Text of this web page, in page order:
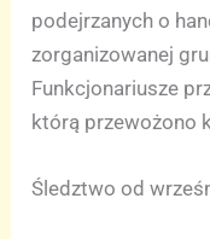
podejrzanych o
zorganizowanej
Funkcjonariusze
którą przewożono
Śledztwo od